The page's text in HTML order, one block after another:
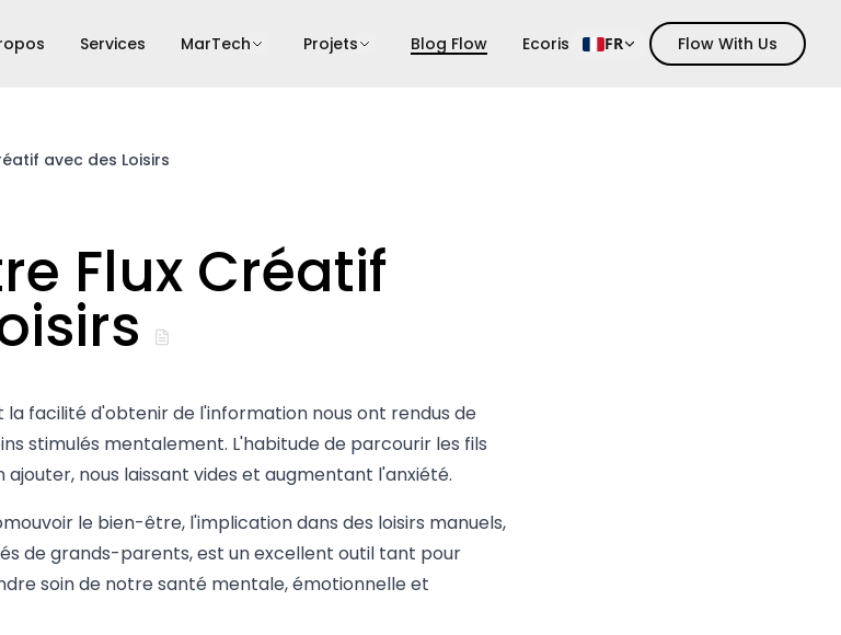
Services MarTech Projets Blog Flow Ecoris FR Flow With Us
avec des Loisirs
Flux Créatif
la facilité d'obtenir de l'information nous ont rendus de
stimulés mentalement. L'habitude de parcourir les fils
nous laissant vides et augmentant l'anxiété.
le bien-être, l'implication dans des loisirs manuels,
de grands-parents, est un excellent outil tant pour
soin de notre santé mentale, émotionnelle et